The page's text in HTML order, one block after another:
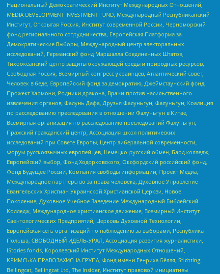
Национальный Демократический Институт Международных Отношений,
MEDIA DEVELOPMENT INVESTMENT FUND, Международный Республиканский
Институт, Открытая Россия, Институт современной России, Черноморский
фонд регионального сотрудничества, Европейская Платформа за
Демократические Выборы, Международный центр электоральных
исследований, Германский фонд Маршалла Соединенных Штатов,
Тихоокеанский центр защиты окружающей среды и природных ресурсов,
Свободная Россия, Всемирный конгресс украинцев, Атлантический совет,
Человек в беде, Европейский фонд за демократию, Джеймстаунский фонд,
Прожект Хармони, Родники дракона, Врачи против насильственного
извлечения органов, Фалунь Дафа, Друзья Фалуньгун, Фалуньгун, Коалиция
по расследованию преследования в отношении Фалуньгун в Китае,
Всемирная организация по расследованию преследований Фалуньгун,
Пражский гражданский центр, Ассоциация школ политических
исследований при Совете Европы, Центр либеральной современности,
Форум русскоязычных европейцев, Немецко-русский обмен, Бард колледж,
Европейский выбор, Фонд Ходорковского, Оксфордский российский фонд,
Фонд Будущее России, Компания свободы информации, Проект Медиа,
Международное партнерство за права человека, Духовное Управление
Евангельских Христиан Украинской Христианской Церкви, Новое
Поколение, Духовное Учебное Заведение Международный Библейский
Колледж, Международное христианское движение, Всемирный Институт
Саентологических Предприятий, Церковь Духовной Технологии,
Европейская сеть организаций по наблюдению за выборами, Республика
Польша, СВОБОДНЫЙ ИДЕЛЬ-УРАЛ, Ассоциация развития журналистики,
IStories fonds, Королевский Институт Международных Отношений,
КРИМСЬКА ПРАВОЗАХИСНА ГРУПА, Фонд имени Генриха Бёлля, Stichting
Bellingcat, Bellingcat Ltd, The Insider, Институт правовой инициативы